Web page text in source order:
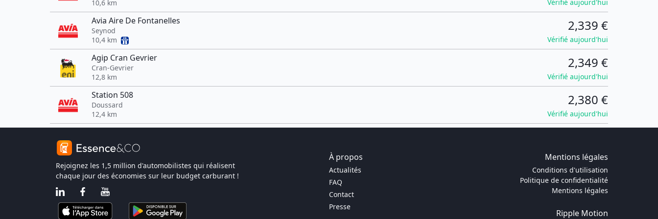
10,6 km Vérifié aujourd'hui
Avia Aire De Fontanelles
Seynod
10,4 km
2,339 €
Vérifié aujourd'hui
Agip Cran Gevrier
Cran-Gevrier
12,8 km
2,349 €
Vérifié aujourd'hui
Station 508
Doussard
12,4 km
2,380 €
Vérifié aujourd'hui
Rejoignez les 1,5 million d'automobilistes qui réalisent
chaque jour des économies sur leur budget carburant !
À propos Mentions légales
Actualités
FAQ
Contact
Presse
Conditions d'utilisation
Politique de confidentialité
Mentions légales
Ripple Motion